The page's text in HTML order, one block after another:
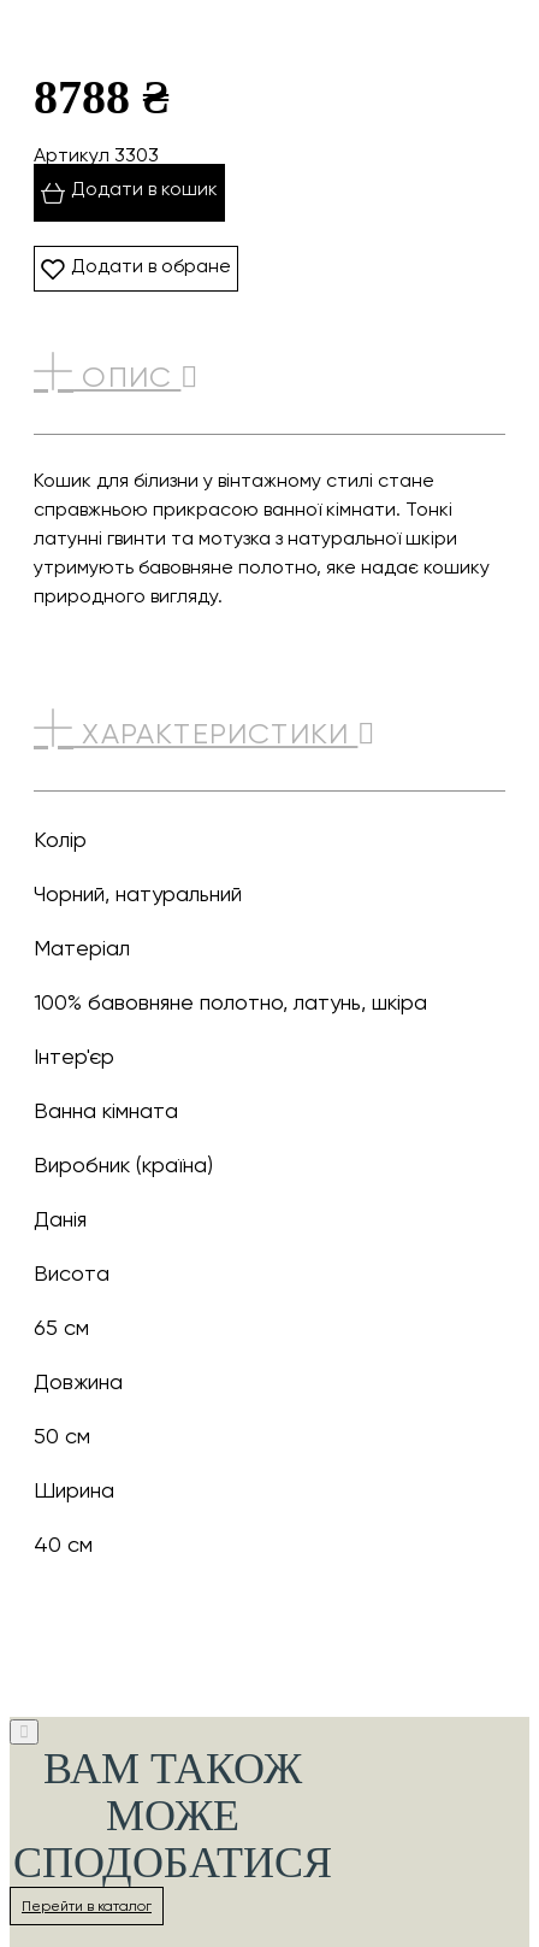
8788 ₴
Артикул 3303
Додати в кошик
Додати в обране
ОПИС
Кошик для білизни у вінтажному стилі стане
справжньою прикрасою ванної кімнати. Тонкі
латунні гвинти та мотузка з натуральної шкіри
утримують бавовняне полотно, яке надає кошику
природного вигляду.
ХАРАКТЕРИСТИКИ
Колір
чорний, натуральний
Матеріал
100% бавовняне полотно, латунь, шкіра
Інтер'єр
Ванна кімната
Виробник (країна)
Данія
Висота
65 см
Довжина
50 см
Ширина
40 см
ВАМ ТАКОЖ
МОЖЕ
СПОДОБАТИСЯ
Перейти в каталог